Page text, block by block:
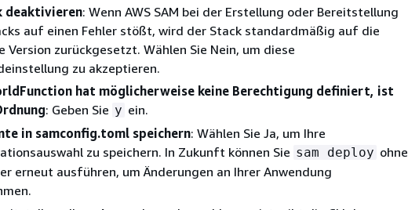
deaktivieren: Wenn AWS SAM bei der Erstellung oder Bereitstellung
auf einen Fehler stößt, wird der Stack standardmäßig auf die
Version zurückgesetzt. Wählen Sie Nein, um diese
zu akzeptieren.
hat möglicherweise keine Berechtigung definiert, ist
: Geben Sie y ein.
in samconfig.toml speichern: Wählen Sie Ja, um Ihre
zu speichern. In Zukunft können Sie sam deploy ohne
erneut ausführen, um Änderungen an Ihrer Anwendung